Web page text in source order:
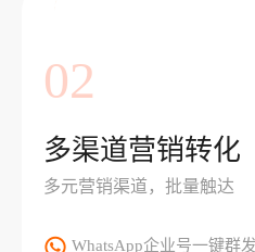
02
多渠道营销转化
多元营销渠道，批量触达
WhatsApp企业号一键群发